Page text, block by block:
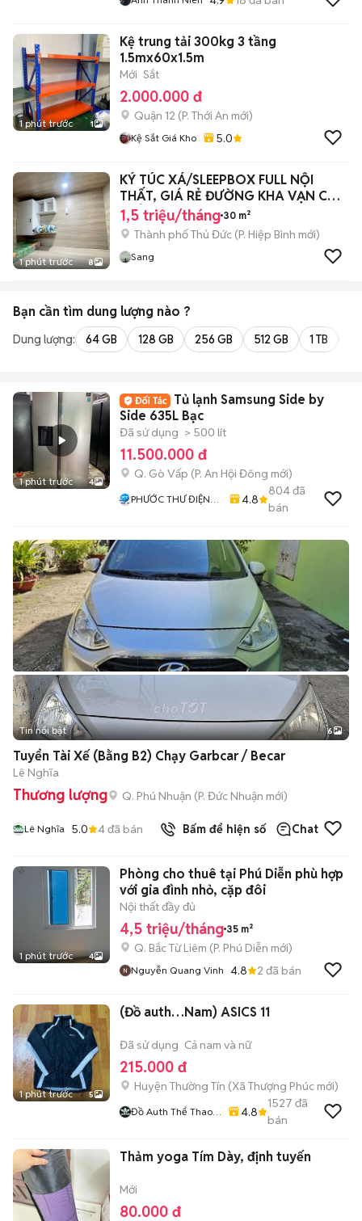
1 phút trước 1
Kệ trung tải 300kg 3 tầng
1.5mx60x1.5m
Mới Sắt
2.000.000 đ
Quận 12 (P. Thới An mới)
Kệ Sắt Giá Kho 5.0
1 phút trước 8
KÝ TÚC XÁ/SLEEPBOX FULL NỘI
THẤT, GIÁ RẺ ĐƯỜNG KHA VẠN CÂN
THỦ ĐỨC✨
1,5 triệu/tháng 30 m²
Thành phố Thủ Đức (P. Hiệp Bình mới)
Sang
Bạn cần tìm dung lượng nào ?
Dung lượng: 64 GB 128 GB 256 GB 512 GB 1 TB
1 phút trước 4
Tủ lạnh Samsung Side by
Side 635L Bạc
Đã sử dụng > 500 lít
11.500.000 đ
Q. Gò Vấp (P. An Hội Đông mới)
PHƯỚC THƯ ĐIỆN
4.8
804đã
bán
+2
Tin nổi bật 6
Tuyển Tài Xế (Bằng B2) Chạy Garbcar / Becar
Lê Nghĩa
Thương lượng Q. Phú Nhuận (P. Đức Nhuận mới)
Lê Nghĩa 5.0 4đã bán Bấm để hiện số Chat
1 phút trước 4
Phòng cho thuê tại Phú Diễn phù hợp
với gia đình nhỏ, cặp đôi
Nội thất đầy đủ
4,5 triệu/tháng 35 m²
Q. Bắc Từ Liêm (P. Phú Diễn mới)
Nguyễn Quang Vinh 4.8 2 đã bán
1 phút trước 5
(Đồ auth…Nam) ASICS 11
Đã sử dụng Cả nam và nữ
215.000 đ
Huyện Thường Tín (Xã Thượng Phúc mới)
Đồ Auth Thể Thao
4.8
1527 đã
bán
Thảm yoga Tím Dày, định tuyến
Mới
80.000 đ